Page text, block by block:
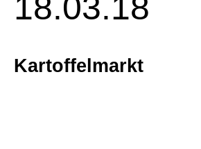
Kartoffelmarkt